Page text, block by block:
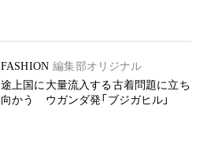
FASHION 編集部オリジナル
途上国に大量流入する古着問題に立ち
向かう ウガンダ発「ブジガヒル」